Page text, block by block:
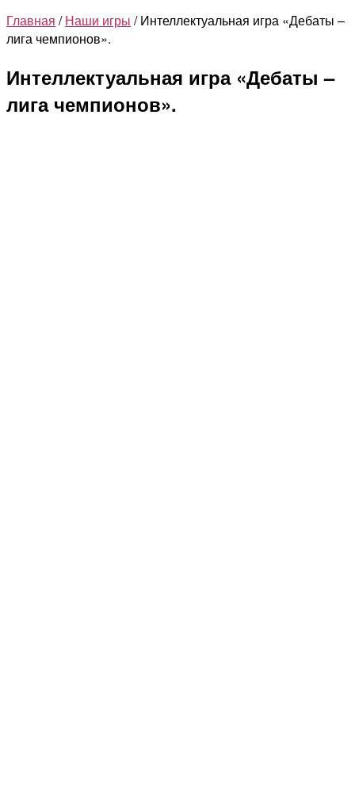
Главная /Наши игры / Интеллектуальная игра «Дебаты –
лига чемпионов».
Интеллектуальная игра «Дебаты –
лига чемпионов».